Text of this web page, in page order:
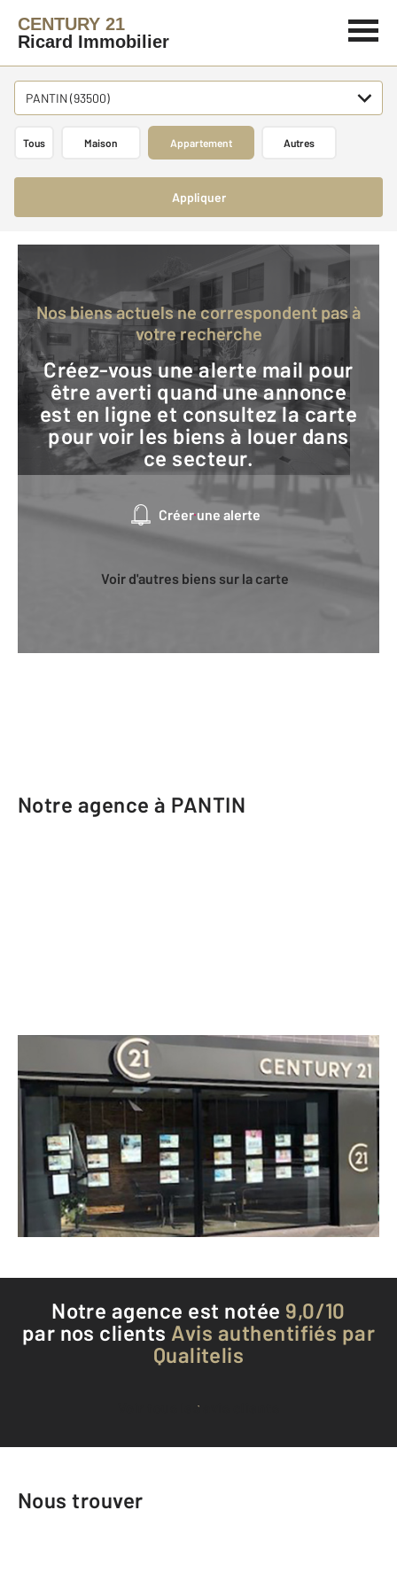
CENTURY 21
Ricard Immobilier
PANTIN (93500)
Tous Maison Appartement Autres
Appliquer
Nos biens actuels ne correspondent pas à
votre recherche
Créez-vous une alerte mail pour
être averti quand une annonce
est en ligne et consultez la carte
pour voir les biens à louer dans
ce secteur.
Créer une alerte
Voir d'autres biens sur la carte
Notre agence à PANTIN
CENTURY 21 Ricard Immobilier
83 bis avenue Jean Lolive
Envoyer un message
Téléphoner à l'agence
Notre agence est notée 9,0/10
par nos clients Avis authentifiés par
Qualitelis
Voir tous les avis clients
Nous trouver